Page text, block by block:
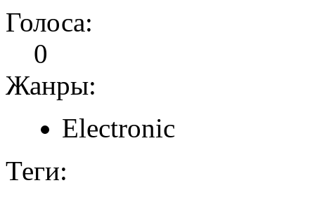
Голоса:
0
Жанры:
Electronic
Теги: